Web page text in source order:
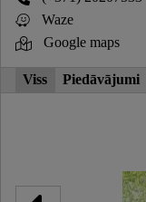
Waze
Google maps
Viss Piedāvājumi